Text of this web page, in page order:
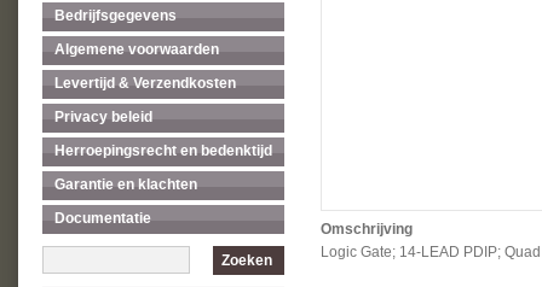
Bedrijfsgegevens
Algemene voorwaarden
Levertijd & Verzendkosten
Privacy beleid
Herroepingsrecht en bedenktijd
Garantie en klachten
Documentatie
Zoeken
Omschrijving
Logic Gate; 14-LEAD PDIP;